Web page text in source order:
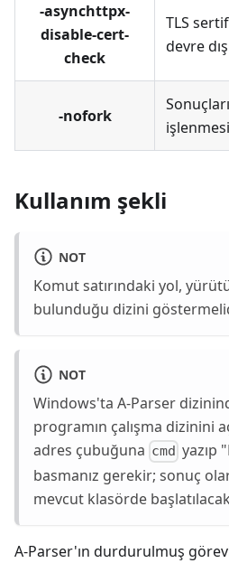
-asynchttpx-
disable-cert-
check
TLS
devre
-nofork
Kullanım şekli
NOT
Komut satırındaki yol,
bulunduğu dizini
NOT
Windows'ta A-Parser
programın çalışma dizinini
adres çubuğuna cmd yazıp
basmanız gerekir; sonuç
mevcut klasörde
A-Parser'ın durdurulmuş